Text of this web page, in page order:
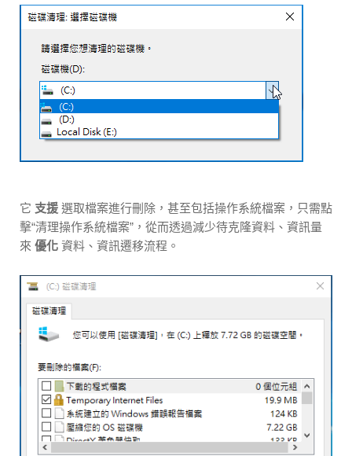
它 支援 選取檔案進行刪除，甚至包括操作系統檔案，只需點
擊“清理操作系統檔案”，從而透過減少待克隆資料、資訊量
來 優化 資料、資訊遷移流程。